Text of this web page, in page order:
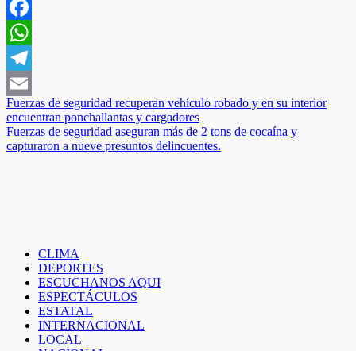
Facebook
WhatsApp
Telegram
Email
Navegación
de
entradas
Fuerzas de seguridad recuperan vehículo robado y en su interior
encuentran ponchallantas y cargadores
Fuerzas de seguridad aseguran más de 2 tons de cocaína y
capturaron a nueve presuntos delincuentes.
CLIMA
DEPORTES
ESCUCHANOS AQUI
ESPECTÁCULOS
ESTATAL
INTERNACIONAL
LOCAL